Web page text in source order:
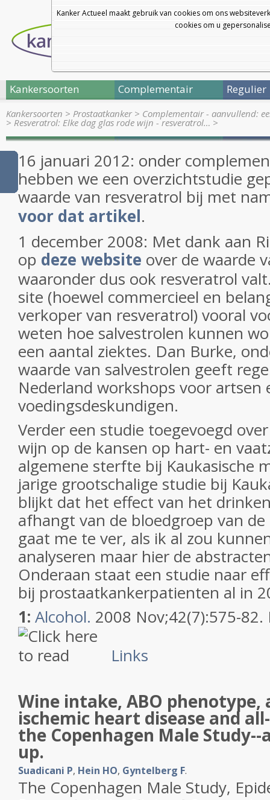
Kanker Actueel maakt gebruik van cookies om ons
cookies om u
Kankersoorten Complementair Regulier
Kankersoorten > Prostaatkanker> Complementair - aanvullend:
> Resveratrol: Elke dag glas rode wijn - resveratrol… >
16 januari 2012: onder
hebben we een overzichtstudie
waarde van resveratrol bij met
voor dat artikel.
1 december 2008: Met dank aan
op deze website over de waarde
waaronder dus ook resveratrol
site (hoewel commercieel en
verkoper van resveratrol) vooral
weten hoe salvestrolen kunnen
een aantal ziektes. Dan Burke,
waarde van salvestrolen geeft
Nederland workshops voor artsen
voedingsdeskundigen.
Verder een studie toegevoegd
wijn op de kansen op hart- en
algemene sterfte bij Kaukasische
jarige grootschalige studie bij
blijkt dat het effect van het
afhangt van de bloedgroep van
gaat me te ver, als ik al zou
analyseren maar hier de
Onderaan staat een studie naar
bij prostaatkankerpatienten al in
1: Alcohol. 2008 Nov;42(7):575-
Links
Wine intake, ABO phenotype,
ischemic heart disease and
the Copenhagen Male
up.
Suadicani P, Hein HO, Gyntelberg F.
The Copenhagen Male Study,